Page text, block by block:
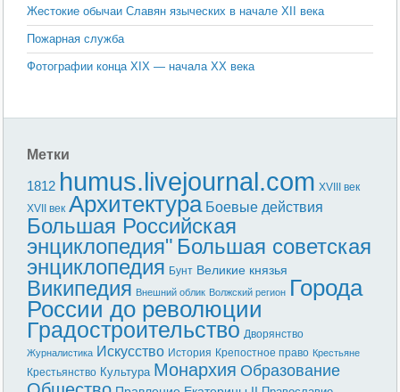
Жестокие обычаи Славян языческих в начале XII века
Пожарная служба
Фотографии конца ХIX — начала XX века
Метки
1812 humus.livejournal.com XVIII век
XVII век Архитектура Боевые действия
Большая Российская
энциклопедия" Большая советская
энциклопедия Бунт Великие князья
Википедия Внешний облик Волжский регион Города
России до революции
Градостроительство Дворянство
Журналистика Искусство История Крепостное право Крестьяне
Крестьянство Культура Монархия Образование